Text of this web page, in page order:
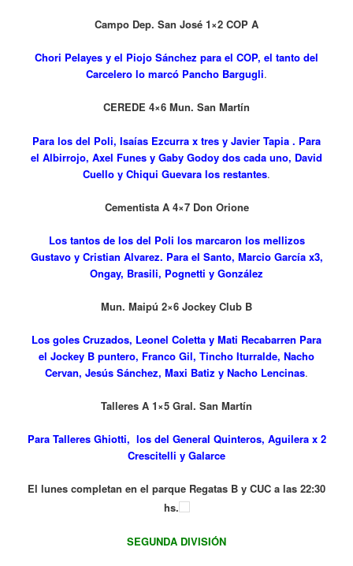
Campo Dep. San José 1×2 COP A
Chori Pelayes y el Piojo Sánchez para el COP, el tanto del
Carcelero lo marcó Pancho Bargugli.
CEREDE 4×6 Mun. San Martín
Para los del Poli, Isaías Ezcurra x tres y Javier Tapia . Para
el Albirrojo, Axel Funes y Gaby Godoy dos cada uno, David
Cuello y Chiqui Guevara los restantes.
Cementista A 4×7 Don Orione
Los tantos de los del Poli los marcaron los mellizos
Gustavo y Cristian Alvarez. Para el Santo, Marcio García x3,
Ongay, Brasili, Pognetti y González
Mun. Maipú 2×6 Jockey Club B
Los goles Cruzados, Leonel Coletta y Mati Recabarren Para
el Jockey B puntero, Franco Gil, Tincho Iturralde, Nacho
Cervan, Jesús Sánchez, Maxi Batiz y Nacho Lencinas.
Talleres A 1×5 Gral. San Martín
Para Talleres Ghiotti, los del General Quinteros, Aguilera x 2
Crescitelli y Galarce
El lunes completan en el parque Regatas B y CUC a las 22:30
hs.
SEGUNDA DIVISIÓN